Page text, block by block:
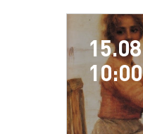
15.08
10:00